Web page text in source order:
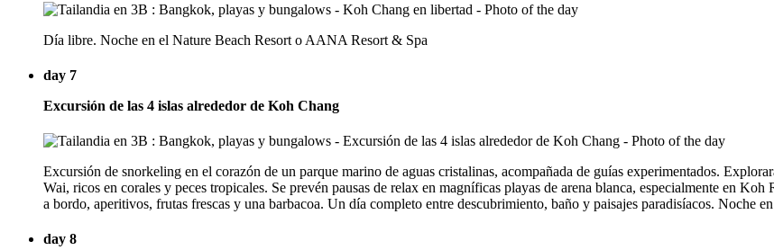
Día libre. Noche en el Nature Beach Resort o AANA Resort & Spa
day 7
Excursión de las 4 islas alrededor de Koh Chang
Excursión de snorkeling en el corazón de un parque marino de aguas cristalinas, acompañada de guías experimentados.
Wai, ricos en corales y peces tropicales. Se prevén pausas de relax en magníficas playas de arena blanca, especialmente en
a bordo, aperitivos, frutas frescas y una barbacoa. Un día completo entre descubrimiento, baño y paisajes paradisíacos. Noche
day 8